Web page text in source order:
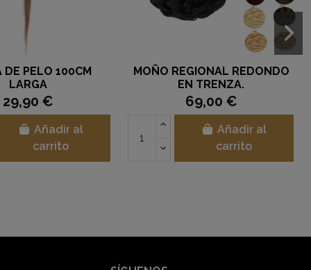
DE PELO 100CM
LARGA
29,90 €
Añadir al
carrito
MOÑO REGIONAL REDONDO
EN TRENZA.
69,00 €
Añadir al
carrito